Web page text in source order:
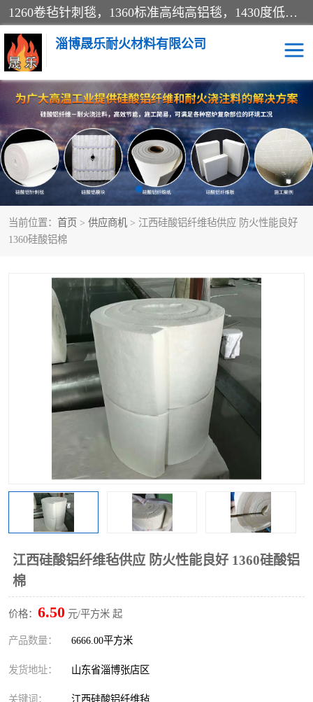
1260卷毡针刺毯，1360标准高纯高铝毯，1430度低锆锆铝含锆毯，普通挡渣棉卷毡，防火纸、挡火板、隔热垫片模块、棉块、折叠块、散棉高温固化剂价格规格密度多少钱图片视频立方平米参数指标
淄博晟乐耐火材料有限公司
当前位置： 首页 > 供应商机 > 江西硅酸铝纤维毡供应 防火性能良好
1360硅酸铝棉
江西硅酸铝纤维毡供应 防火性能良好 1360硅酸铝
棉
价格： 6.50 元/平方米 起
产品数量： 6666.00平方米
发货地址： 山东省淄博张店区
关键词： 江西硅酸铝纤维毡
硅酸铝挡渣棉 硅酸铝纤维纸
硅酸铝挡火板 高铝毯
含锆毯 硅酸铝折叠块
硅酸铝散棉 硅酸铝纤维毯
硅酸铝纤维毡 硅酸铝模块
硅酸铝保温棉 硅酸铝板